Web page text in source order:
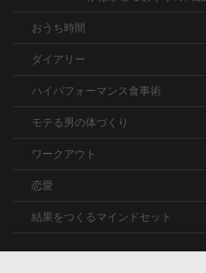
おうち時間
ダイアリー
ハイパフォーマンス食事術
モテる男の体づくり
ワークアウト
恋愛
結果をつくるマインドセット